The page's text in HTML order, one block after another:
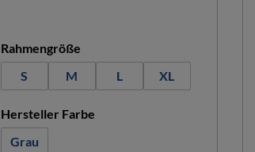
Rahmengrößeauswählen
S
M L XL
Hersteller Farbeauswählen
Grau